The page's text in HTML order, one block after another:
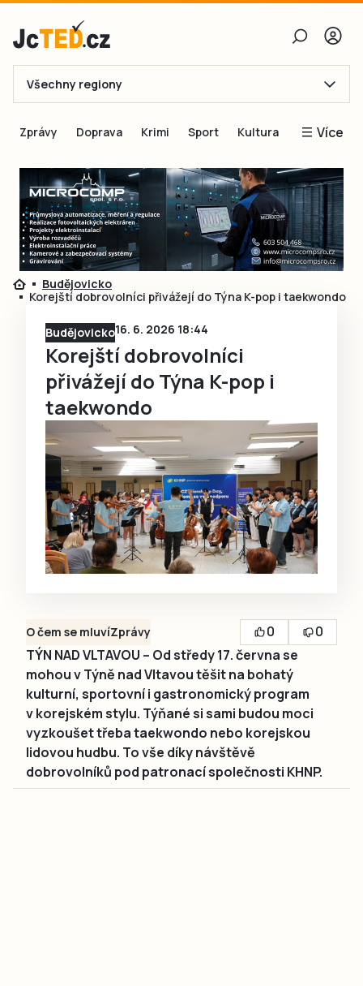
E-mail
Obnovit heslo
Přihlásit se
Přihlásit se přes Facebook
Ještě nemám účet, chci seRegistrovat
Všechny regiony
Zprávy Doprava Krimi Sport Kultura Více
Blogy
Inspirace
Čtenáři píší
Speciální přílohy
Inzerce
Budějovicko
Korejští dobrovolníci přivážejí do Týna K-pop i taekwondo
Budějovicko16. 6. 2026 18:44
Korejští dobrovolníci
přivážejí do Týna K-pop i
taekwondo
O čem se mluvíZprávy 0
0
TÝN NAD VLTAVOU – Od středy 17. června se
mohou v Týně nad Vltavou těšit na bohatý
kulturní, sportovní i gastronomický program
v korejském stylu. Týňané si sami budou moci
vyzkoušet třeba taekwondo nebo korejskou
lidovou hudbu. To vše díky návštěvě
dobrovolníků pod patronací společnosti KHNP.